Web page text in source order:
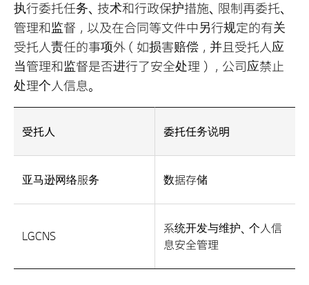
执行委托任务、技术和行政保护措施、限制再委托、
管理和监督，以及在合同等文件中另行规定的有关
受托人责任的事项外（如损害赔偿，并且受托人应
当管理和监督是否进行了安全处理），公司应禁止
处理个人信息。
受托人 委托任务说明
亚马逊网络服务 数据存储
LGCNS
系统开发与维护、个人信
息安全管理